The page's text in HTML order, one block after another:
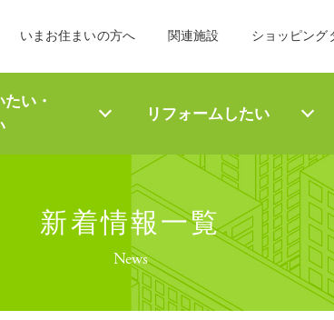
いまお住まいの方へ 関連施設 ショッピング
い・
リフォーム したい
新着情報一覧
News